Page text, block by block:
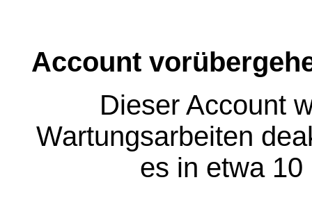
Account
Dieser Account
Wartungsarbeiten
es in etwa